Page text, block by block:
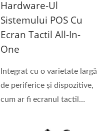
Hardware-Ul
Sistemului POS Cu
Ecran Tactil All-In-
One
Integrat cu o varietate largă
de periferice și dispozitive,
cum ar fi ecranul tactil